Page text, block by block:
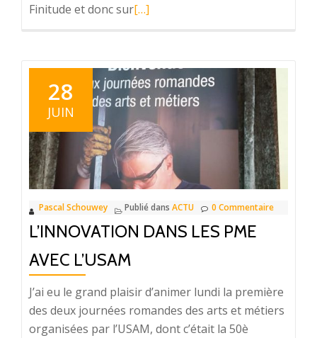
Finitude et donc surEn
surLes
Romans
qui
chantent
reviennent
cet
été
[…]
28
JUIN
Pascal Schouwey Publié dans ACTU 0 Commentaire
L’INNOVATION DANS LES PME
AVEC L’USAM
J’ai eu le grand plaisir d’animer lundi la première
des deux journées romandes des arts et métiers
organisées par l’USAM, dont c’était la 50è